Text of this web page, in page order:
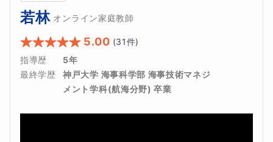
若林 オンライン家庭教師
5.00 (31件)
指導歴
5年
最終学歴
神戸大学 海事科学部 海事技術マネジ
メント学科(航海分野) 卒業